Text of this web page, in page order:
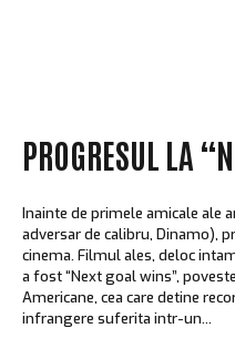
PROGRESUL LA
Inainte de primele amicale ale
adversar de calibru, Dinamo),
cinema. Filmul ales, deloc
a fost “Next goal wins”,
Americane, cea care detine
infrangere suferita intr-un...